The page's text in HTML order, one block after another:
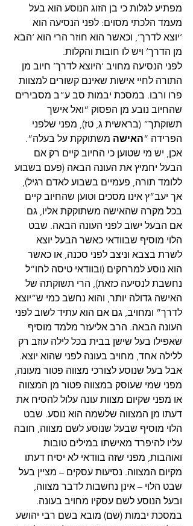
מפתיע לגלות כי בן הזוג הנוסע הוא בעל
מעמד הלכתי מסוים: לפני הנסיעה הוא
‘יוצא לדרך’, וכאשר הוא חוזר הרי הוא ‘הבא
מן הדרך’ ויש לו חובות והקלות.
לפני הנסיעה מחויב ‘היוצא לדרך’ חיוב מן
התורה לחיי אישות שאינם קשורים למצוות
פרו ורבו. במסכת יבמות סב ע”ב מסבירים
שהחיוב נובע מן הפסוק “ואל אישך
תשוקתך” (בראשית ג, טז), מפני שלפני
הפרידה “האישה משתוקקת על בעלה”.
אכן, יש מי שטוען כי החיוב קיים רק אם
הבעל יחמיץ את העונה הבאה (פעם בשבוע
ללומד תורה, פעמיים בשבוע לאדם רגיל),
אך יעב”ץ אינו מסכים וטוען שהחיוב קיים
בכל מקרה שהאישה משתוקקת אליו, גם
אם הבעל ישוב לפני העונה הבאה. שבט
הלוי מוסיף שבוודאי כאשר הבעל יוצא
לשרת בצבא וניצב לפני סכנה, או כאשר
הוא נוסע למרחקים (ובוודאי טיסה לחו”ל
נחשבת לנסיעה כזאת), הרי תשוקתה של
האישה גדולה יותר, והוא נחשב כמי ש”יוצא
לדרך” ומחויב, גם אם הוא עתיד לשוב לפני
העונה הבאה. הרב אליעזר מלמד מוסיף
שאפילו בעל שישן בבית בכל לילה עוזב רק
ללילה אחד, מחויב בעונה לפני שהוא יוצא.
אבל בעל שנוסע לצורכי מצווה פטור מעונה,
מפני שמי שעוסק במצווה פטור מן המצווה
או מפני שקיום מצוות עונה עלול להסיח את
דעתו מן המצווה שלשמה הוא נוסע. שבט
הלוי מוסיף שבעל שנוסע לשם מצווה, חובה
עליו להיפרד מאישתו במילים טובות
ואוהבות, מפני שזה בוודאי לא יסיח דעתו
מקיום המצווה. נסיעות עסקים – מציין בעל
שבט הלוי – אינן נחשבות לדבר מצווה,
ובעל הנוסע לשם עסקיו מחויב בעונה.
במסכת יבמות (שם) מובא בשם רבי יהושע